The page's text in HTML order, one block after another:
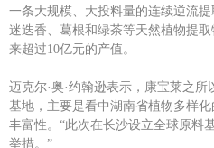
一条大规模、大投料量的连续逆流提
迷迭香、葛根和绿茶等天然植物提
来超过10亿元的产值。
迈克尔·奥·约翰逊表示，康宝莱之
基地，主要是看中湖南省植物多样
丰富性。“此次在长沙设立全球原料
举措。”